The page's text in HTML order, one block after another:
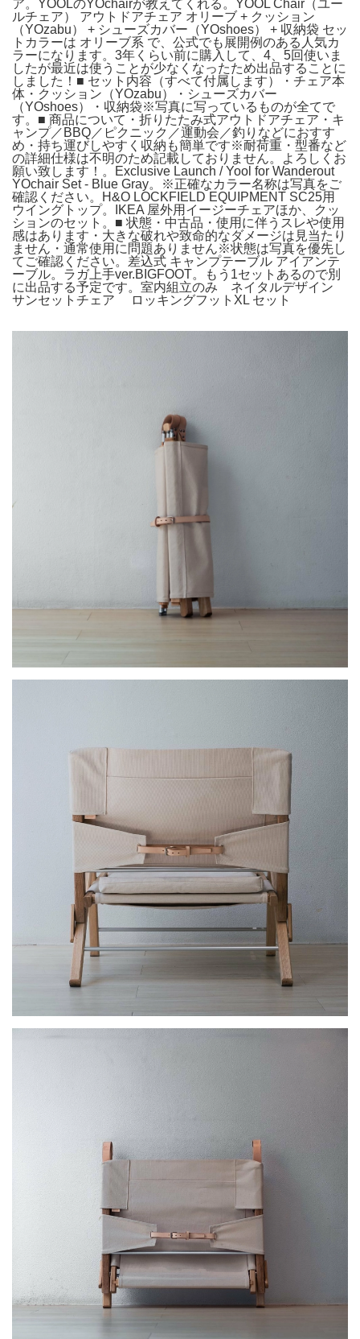
ア。YOOLのYOchairが教えてくれる。YOOL Chair（ユー
ルチェア） アウトドアチェア オリーブ + クッション
（YOzabu） + シューズカバー（YOshoes） + 収納袋 セッ
トカラーは オリーブ系 で、公式でも展開例のある人気カ
ラーになります。3年くらい前に購入して、4、5回使いま
したが最近は使うことが少なくなったため出品することに
しました！■ セット内容（すべて付属します）・チェア本
体・クッション（YOzabu）・シューズカバー
（YOshoes）・収納袋※写真に写っているものが全てで
す。■ 商品について・折りたたみ式アウトドアチェア・キ
ャンプ／BBQ／ピクニック／運動会／釣りなどにおすす
め・持ち運びしやすく収納も簡単です※耐荷重・型番など
の詳細仕様は不明のため記載しておりません。よろしくお
願い致します！。Exclusive Launch / Yool for Wanderout
YOchair Set - Blue Gray。※正確なカラー名称は写真をご
確認ください。H&O LOCKFIELD EQUIPMENT SC25用
ウイングトップ。IKEA 屋外用イージーチェアほか、クッ
ションのセット。■ 状態・中古品・使用に伴うスレや使用
感はあります・大きな破れや致命的なダメージは見当たり
ません・通常使用に問題ありません※状態は写真を優先し
てご確認ください。差込式 キャンプテーブル アイアンテ
ーブル。ラガ上手ver.BIGFOOT。もう1セットあるので別
に出品する予定です。室内組立のみ ネイタルデザイン
サンセットチェア ロッキングフットXL セット